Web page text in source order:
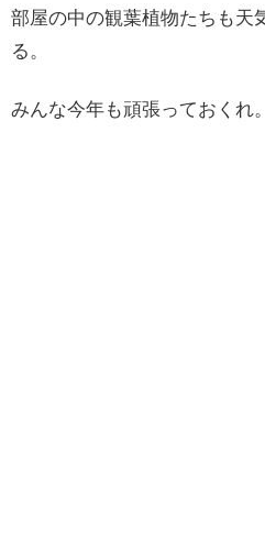
部屋の中の観葉植物たちも天
る。
みんな今年も頑張っておくれ。